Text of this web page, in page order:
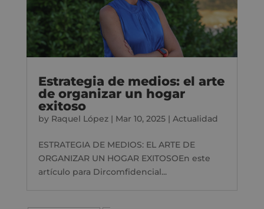
Estrategia de medios: el arte
de organizar un hogar
exitoso
by Raquel López| Mar 10, 2025| Actualidad
ESTRATEGIA DE MEDIOS: EL ARTE DE
ORGANIZAR UN HOGAR EXITOSOEn este
artículo para Dircomfidencial...